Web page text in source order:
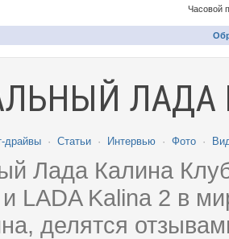
Часовой
ЛАДА
драйвы · Статьи · Интервью · Фото ·
Лада Калина
и LADA Kalina 2 в
делятся